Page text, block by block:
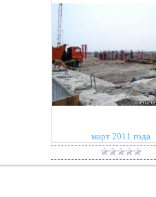
март 2011 года